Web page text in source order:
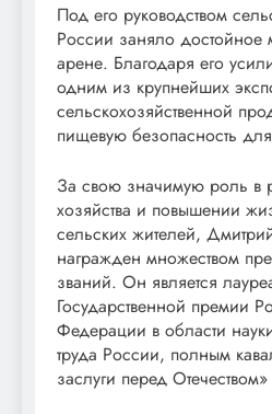
Под его руководством
России заняло достойное
арене. Благодаря его
одним из крупнейших
сельскохозяйственной
пищевую безопасность
За свою значимую роль в
хозяйства и повышении
сельских жителей,
награжден множеством
званий. Он является
Государственной премии
Федерации в области
труда России, полным
заслуги перед